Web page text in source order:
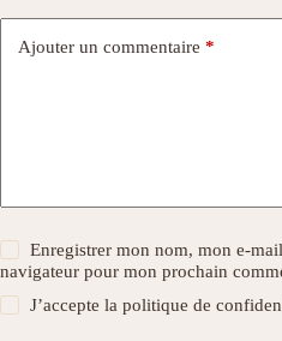
Ajouter un commentaire *
Enregistrer mon nom, mon e-
navigateur pour mon prochain
J’accepte lapolitique de